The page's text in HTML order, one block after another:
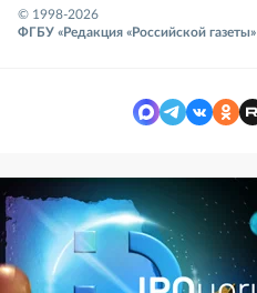
© 1998-2026
ФГБУ «Редакция «Российской газеты»